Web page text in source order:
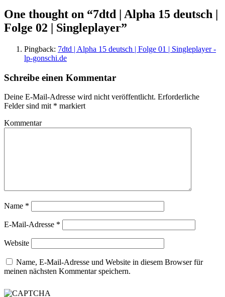
One thought on “7dtd | Alpha 15 deutsch |
Folge 02 | Singleplayer”
Pingback: 7dtd | Alpha 15 deutsch | Folge 01 | Singleplayer -
lp-gonschi.de
Schreibe einen Kommentar
Deine E-Mail-Adresse wird nicht veröffentlicht. Erforderliche
Felder sind mit * markiert
Kommentar
Name *
E-Mail-Adresse *
Website
Name, E-Mail-Adresse und Website in diesem Browser für
meinen nächsten Kommentar speichern.